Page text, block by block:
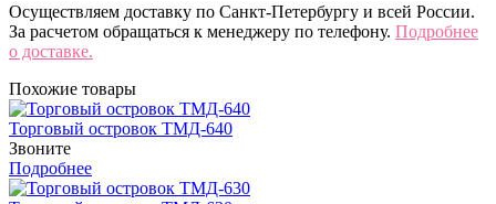
Осуществляем доставку по Санкт-Петербургу и всей России.
За расчетом обращаться к менеджеру по телефону. Подробнее
о доставке.
Похожие товары
Торговый островок ТМД-640
Звоните
Подробнее